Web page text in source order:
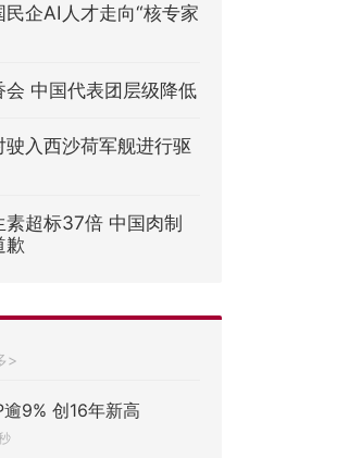
企AI人才走向“核专家
会 中国代表团层级降低
驶入西沙荷军舰进行驱
素超标37倍 中国肉制
歉
>
9% 创16年新高